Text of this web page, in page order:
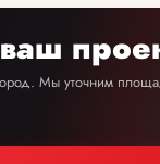
Мы уточним